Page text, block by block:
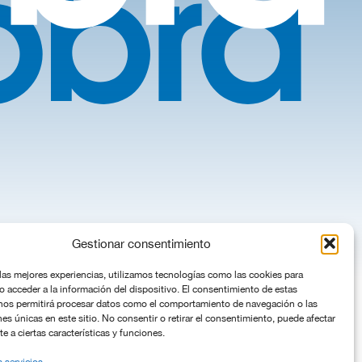
Gestionar consentimiento
mejores experiencias, utilizamos tecnologías como las cookies para
acceder a la información del dispositivo. El consentimiento de estas
permitirá procesar datos como el comportamiento de navegación o las
únicas en este sitio. No consentir o retirar el consentimiento, puede afectar
a ciertas características y funciones.